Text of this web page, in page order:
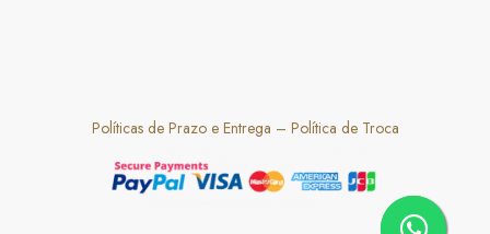
Políticas de Prazo e Entrega – Política de Troca